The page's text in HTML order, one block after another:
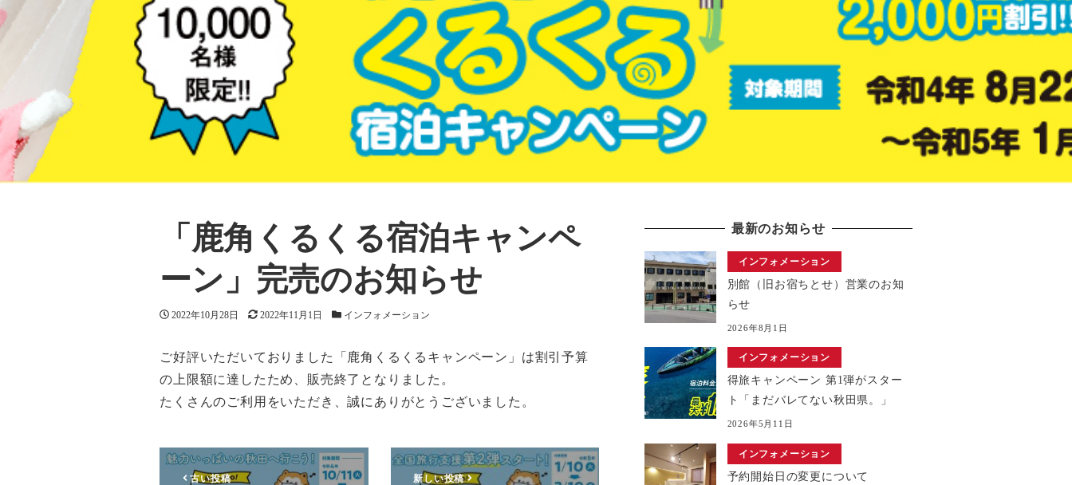
「鹿角くるくる宿泊キャンペ
ーン」完売のお知らせ
投稿日
2022年10月28日 更新日
2022年11月1日 カテゴリー
インフォメーション
ご好評いただいておりました「鹿角くるくるキャンペーン」は割引予算
の上限額に達したため、販売終了となりました。
たくさんのご利用をいただき、誠にありがとうございました。
古い投稿 新しい投稿
最新のお知らせ
インフォメーション
別館（旧お宿ちとせ）営業のお知
らせ
2026年8月1日
インフォメーション
得旅キャンペーン 第1弾がスター
ト「まだバレてない秋田県。」
2026年5月11日
インフォメーション
予約開始日の変更について